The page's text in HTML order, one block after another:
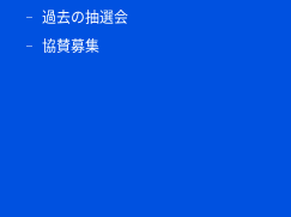
過去の抽選会
協賛募集